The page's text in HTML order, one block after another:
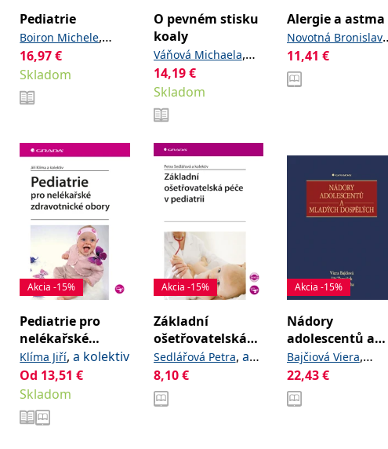
Pediatrie
Boiron Michele,
Roux François
Popowski Pierre
16,97€
Skladom
O pevném stisku
koaly
Váňová Michaela,
Vácha Michael
14,19€
Skladom
Alergie a astma
Novotná Bronislava
Novák Jiří
11,41 €
Akcia -15%
Pediatrie pro
nelékařské
zdravotnické
obory
Klíma Jiří,a kolektiv
Od 13,51 €
Skladom
Akcia -15%
Základní
ošetřovatelská
péče v pediatrii
Sedlářová Petra, a
kolektiv
8,10€
Akcia -15%
Nádory
adolescentů a
mladých
dospělých
Bajčiová Viera,
Štěrba Jaroslav
Tomášek Jiří
kolektiv
22,43€